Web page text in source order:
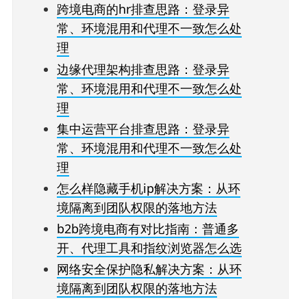
跨境电商的hr排查思路：登录异
常、环境混用和代理不一致怎么处
理
边缘代理架构排查思路：登录异
常、环境混用和代理不一致怎么处
理
集中运营平台排查思路：登录异
常、环境混用和代理不一致怎么处
理
怎么样隐藏手机ip解决方案：从环
境隔离到团队权限的落地方法
b2b跨境电商有对比指南：普通多
开、代理工具和指纹浏览器怎么选
网络安全保护隐私解决方案：从环
境隔离到团队权限的落地方法